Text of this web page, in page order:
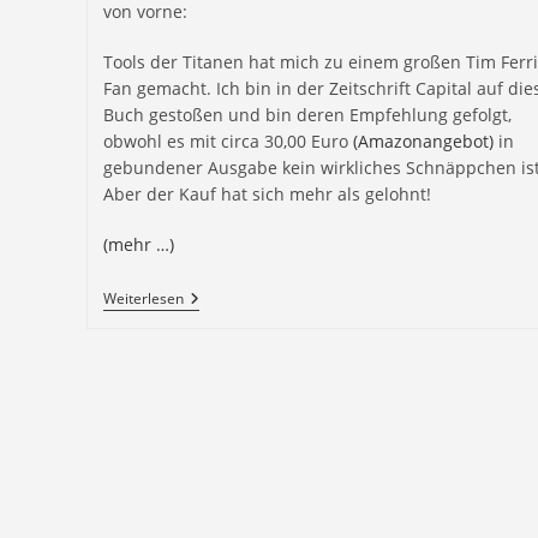
von vorne:
Tools der Titanen hat mich zu einem großen Tim
Fan gemacht. Ich bin in der Zeitschrift Capital auf
Buch gestoßen und bin deren Empfehlung gefolgt,
obwohl es mit circa 30,00 Euro (Amazonangebot)in
gebundener Ausgabe kein wirkliches Schnäppchen
Aber der Kauf hat sich mehr als gelohnt!
(mehr …)
Weiterlesen